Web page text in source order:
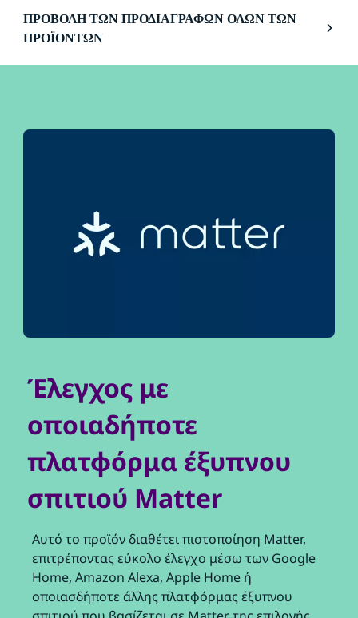
λειτουργίες φωτισμού, την έξυπνη ρύθμιση της
φωτεινότητας και τη δυνατότητα
έλεγχο ολόκληρου του συστήματός σας — ακόμα
Alexa και το Apple HomeKit για απόλυτη ευκολία
ΠΡΟΒΟΛΉ ΤΩΝ ΠΡΟΔΙΑΓΡΑΦΏΝ ΌΛΩΝ ΤΩΝ
ΠΡΟΪΌΝΤΩΝ
Έλεγχος με
οποιαδήποτε
πλατφόρμα έξυπνου
σπιτιού Matter
Αυτό το προϊόν διαθέτει πιστοποίηση Matter,
επιτρέποντας εύκολο έλεγχο μέσω των Google
Home, Amazon Alexa, Apple Home ή
οποιασδήποτε άλλης πλατφόρμας έξυπνου